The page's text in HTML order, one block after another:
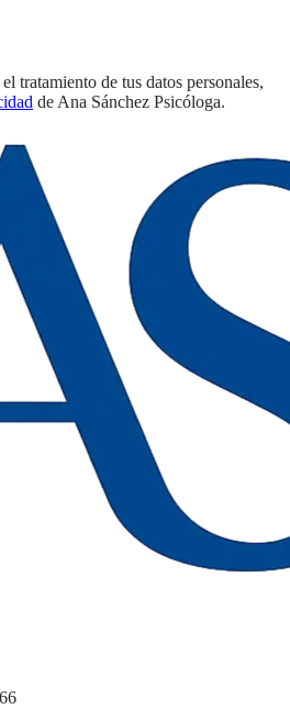
tratamiento de tus datos personales,
de Ana Sánchez Psicóloga.